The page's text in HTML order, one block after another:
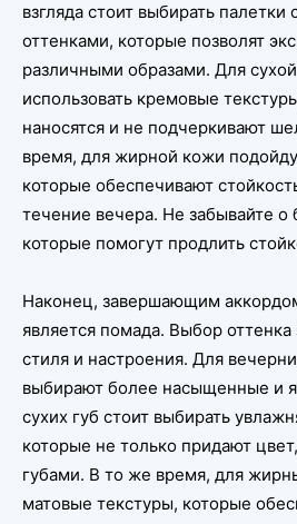
взгляда стоит выбирать
оттенками, которые позволят
различными образами. Для
использовать кремовые
наносятся и не подчеркивают
время, для жирной кожи
которые обеспечивают
течение вечера. Не забывайте о
которые помогут продлить
Наконец, завершающим
является помада. Выбор оттенка
стиля и настроения. Для
выбирают более насыщенные и
сухих губ стоит выбирать
которые не только придают
губами. В то же время, для
матовые текстуры, которые